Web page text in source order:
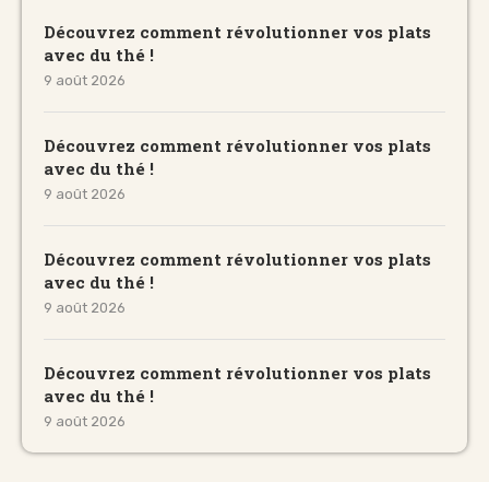
Découvrez comment révolutionner vos plats
avec du thé !
9 août 2026
Découvrez comment révolutionner vos plats
avec du thé !
9 août 2026
Découvrez comment révolutionner vos plats
avec du thé !
9 août 2026
Découvrez comment révolutionner vos plats
avec du thé !
9 août 2026